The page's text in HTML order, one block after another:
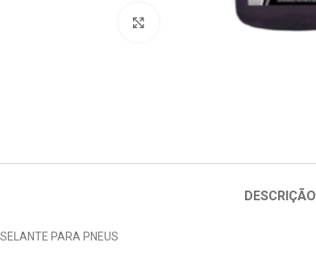
Clique para ampliar
DESCRIÇÃO
SELANTE PARA PNEUS